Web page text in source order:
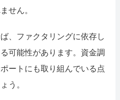
せん。
、ファクタリングに依存し
可能性があります。資金調
ートにも取り組んでいる点
う。